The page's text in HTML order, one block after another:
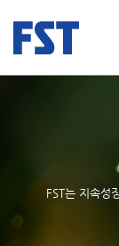
FST는 지속성